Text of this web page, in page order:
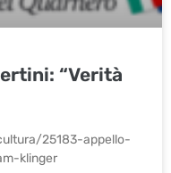
“Verità
25183-appello-
klinger